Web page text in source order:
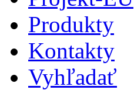
Produkty
Kontakty
Vyhľadať